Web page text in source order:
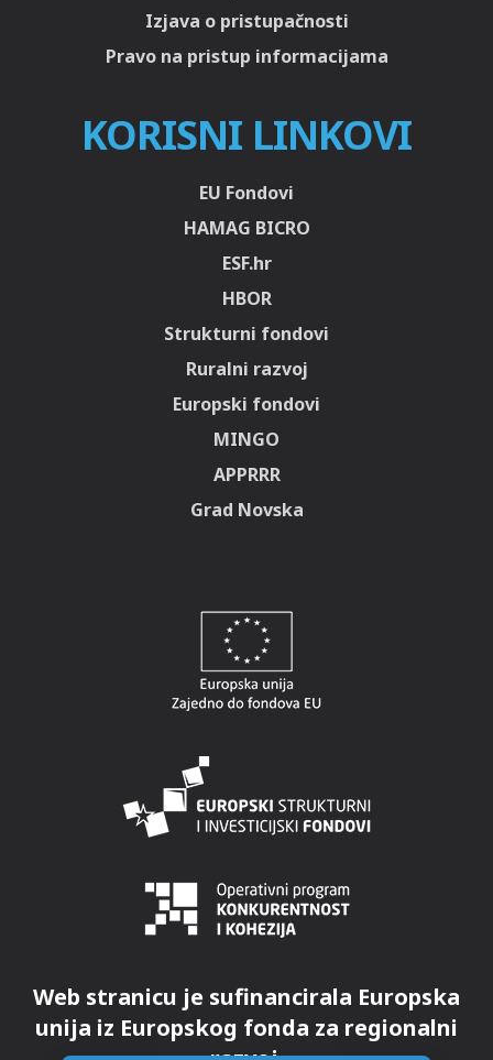
Izjava o pristupačnosti
Pravo na pristup informacijama
KORISNI LINKOVI
EU Fondovi
HAMAG BICRO
ESF.hr
HBOR
Strukturni fondovi
Ruralni razvoj
Europski fondovi
MINGO
APPRRR
Grad Novska
Web stranicu je sufinancirala Europska
unija iz Europskog fonda za regionalni